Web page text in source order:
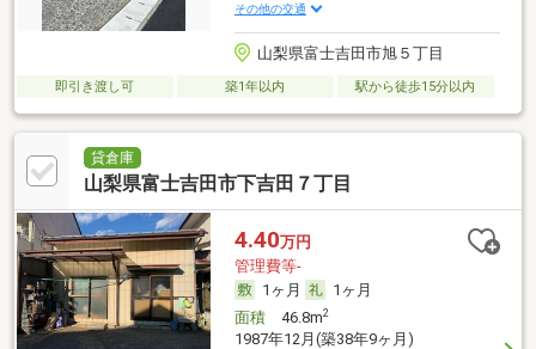
その他の交通
山梨県富士吉田市旭５丁目
即引き渡し可 築1年以内 駅から徒歩15分以内
貸倉庫
山梨県富士吉田市下吉田７丁目
4.40万円
管理費等-
1ヶ月
1ヶ月
面積46.8m2
1987年12月(築38年9ヶ月)